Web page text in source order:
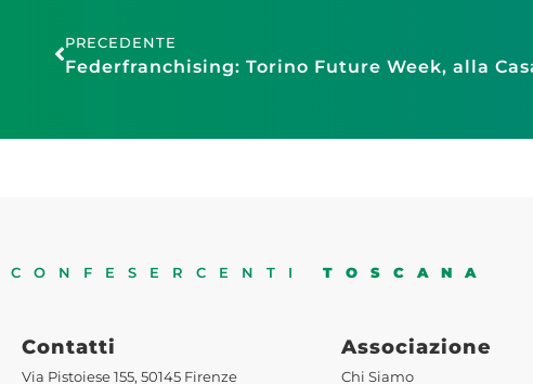
PRECEDENTE
CONFESERCENTI TOSCANA
Contatti
Via Pistoiese 155, 50145 Firenze
Associazione
Chi Siamo